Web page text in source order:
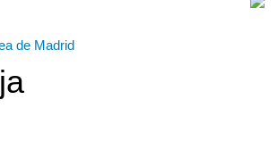
de Madrid